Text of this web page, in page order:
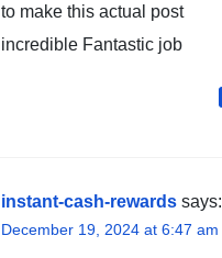
to make this actual post
incredible Fantastic job
instant-cash-rewards says:
December 19, 2024 at 6:47 am